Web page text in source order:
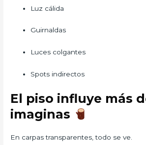
Luz cálida
Guirnaldas
Luces colgantes
Spots indirectos
El piso influye más
imaginas
En carpas transparentes, todo se ve.